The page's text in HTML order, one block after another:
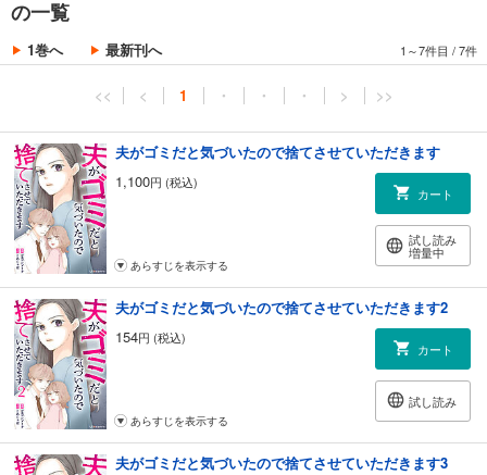
の一覧
1巻へ 最新刊へ 1～7件目 /7件
<< < 1 ・ ・ ・ > >>
夫がゴミだと気づいたので捨てさせていただきます
1,100円 (税込)
カート
試し読み
増量中
あらすじを表示する
夫がゴミだと気づいたので捨てさせていただきます2
154円 (税込)
カート
試し読み
あらすじを表示する
夫がゴミだと気づいたので捨てさせていただきます3